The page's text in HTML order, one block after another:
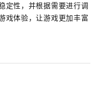
定性，并根据需要进行调
戏体验，让游戏更加丰富